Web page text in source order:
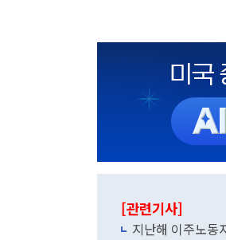
[관련기사]
지난해 이주노